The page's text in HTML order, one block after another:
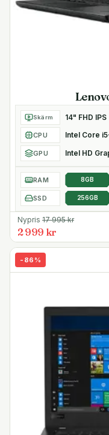
Skärm 14" FHD IPS
CPU Intel Core
GPU Intel HD
RAM 8GB
SSD 256GB
Nypris 17 995kr
2 999 kr
- 86 %